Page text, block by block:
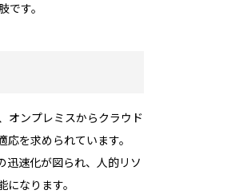
す。
オンプレミスからクラウド
を求められています。
迅速化が図られ、人的リソ
なります。